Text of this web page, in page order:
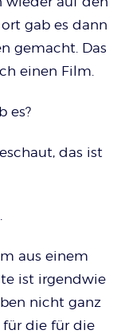
gab es dann
gemacht. Das
einen Film.
es?
das ist
aus einem
ist irgendwie
nicht ganz
für die für die